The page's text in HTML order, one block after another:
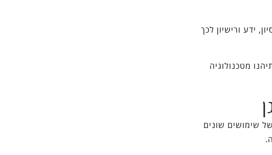
ידע ורישיון לכך
מטכנולוגיה
שימושים שונים